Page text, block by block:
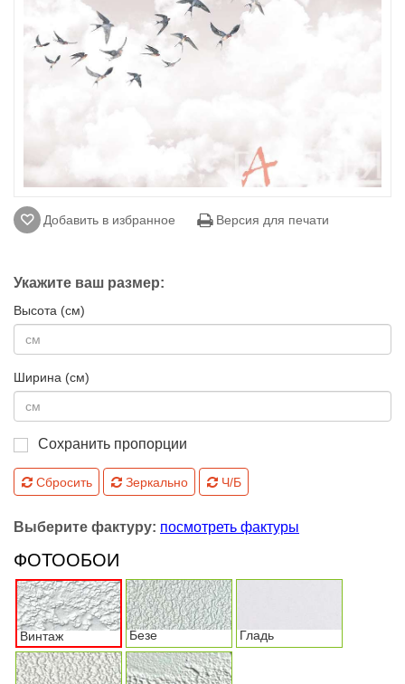
Добавить в избранное Версия для печати
Укажите ваш размер:
Высота (см)
Ширина (см)
Сохранить пропорции
Сбросить Зеркально Ч/Б
Выберите фактуру: посмотреть фактуры
ФОТООБОИ
Винтаж Безе Гладь